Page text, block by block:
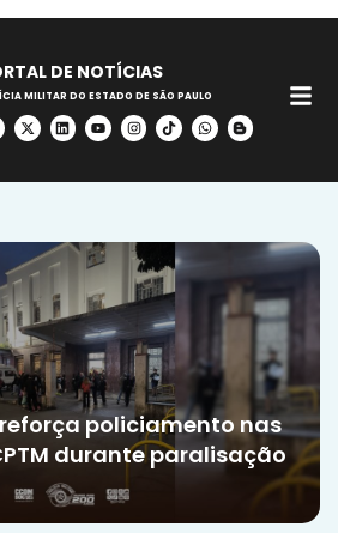
DE NOTÍCIAS
MILITAR DO ESTADO DE SÃO PAULO
policiamento nas
durante paralisação